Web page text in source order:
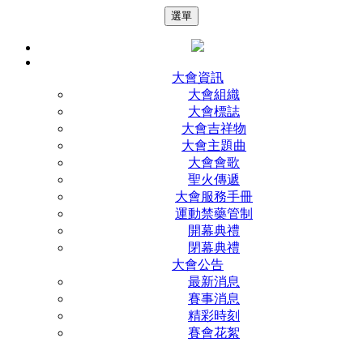
選單
大會資訊
大會組織
大會標誌
大會吉祥物
大會主題曲
大會會歌
聖火傳遞
大會服務手冊
運動禁藥管制
開幕典禮
閉幕典禮
大會公告
最新消息
賽事消息
精彩時刻
賽會花絮